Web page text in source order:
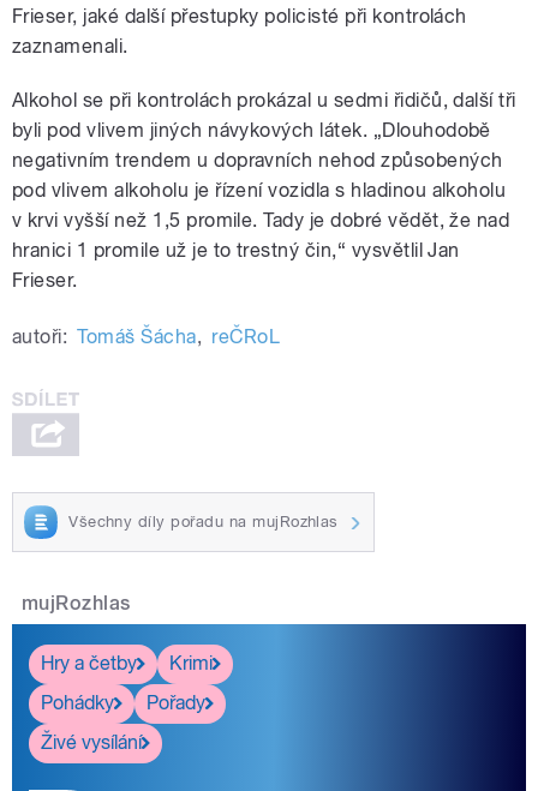
Frieser, jaké další přestupky policisté při kontrolách
zaznamenali.
Alkohol se při kontrolách prokázal u sedmi řidičů, další tři
byli pod vlivem jiných návykových látek. „Dlouhodobě
negativním trendem u dopravních nehod způsobených
pod vlivem alkoholu je řízení vozidla s hladinou alkoholu
v krvi vyšší než 1,5 promile. Tady je dobré vědět, že nad
hranici 1 promile už je to trestný čin,“ vysvětlil Jan
Frieser.
autoři: Tomáš Šácha, reČRoL
Všechny díly pořadu na mujRozhlas
mujRozhlas
Hry a četby
Krimi
Pohádky
Pořady
Živé vysílání